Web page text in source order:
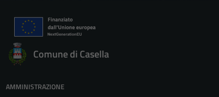
Comune di Casella
AMMINISTRAZIONE